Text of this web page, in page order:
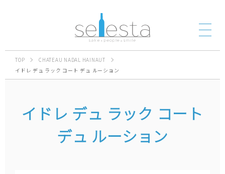
TOP
CHATEAU NADAL HAINAUT
イドレ デュ ラック コート デュ ルーション
イドレ デュ ラック コート
デュ ルーション